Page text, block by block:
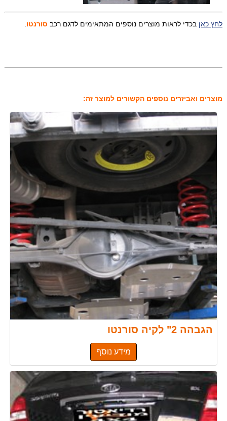
לחץ כאן בכדי לראות מוצרים נוספים המתאימים לדגם רכב סורנטו
מוצרים ואביזרים נוספים הקשורים למוצר זה:
הגבהה 2" לקיה סורנטו
מידע נוסף